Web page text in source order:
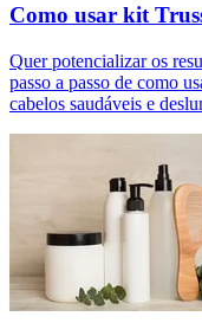
Como usar kit
Quer potencializar os
passo a passo de como
cabelos saudáveis e